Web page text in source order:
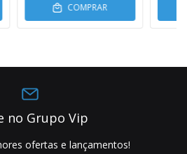
COMPRAR
no Grupo Vip
ofertas e lançamentos!